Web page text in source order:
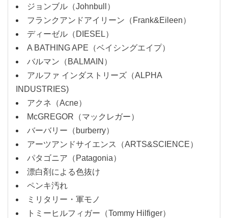
ジョンブル（Johnbull）
フランクアンドアイリーン（Frank&Eileen）
ディーゼル（DIESEL）
A BATHING APE（ベイシングエイプ）
バルマン（BALMAIN）
アルファ インダストリーズ（ALPHA
INDUSTRIES)
アクネ（Acne）
McGREGOR（マックレガー）
バーバリー（burberry）
アーツアンドサイエンス（ARTS&SCIENCE）
パタゴニア（Patagonia）
漂白剤による色抜け
ペンキ汚れ
ミリタリー・軍モノ
トミーヒルフィガー（Tommy Hilfiger）